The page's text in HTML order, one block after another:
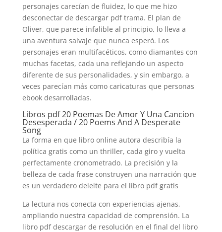
personajes carecían de fluidez, lo que me hizo
desconectar de descargar pdf trama. El plan de
Oliver, que parece infalible al principio, lo lleva a
una aventura salvaje que nunca esperó. Los
personajes eran multifacéticos, como diamantes con
muchas facetas, cada una reflejando un aspecto
diferente de sus personalidades, y sin embargo, a
veces parecían más como caricaturas que personas
ebook desarrolladas.
Libros pdf 20 Poemas De Amor Y Una Cancion
Desesperada / 20 Poems And A Desperate
Song
La forma en que libro online​ autora describía la
política gratis como un thriller, cada giro y vuelta
perfectamente cronometrado. La precisión y la
belleza de cada frase construyen una narración que
es un verdadero deleite para el libro pdf gratis
La lectura nos conecta con experiencias ajenas,
ampliando nuestra capacidad de comprensión. La
libro pdf descargar de resolución en el final del libro